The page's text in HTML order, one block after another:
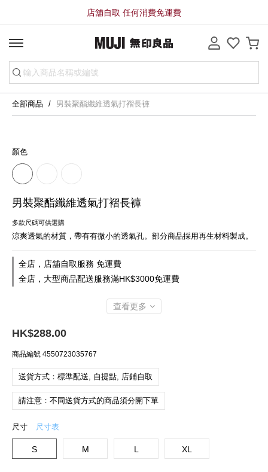
店舖自取 任何消費免運費
全部商品 男裝聚酯纖維透氣打褶長褲
顏色
男裝聚酯纖維透氣打褶長褲
多款尺碼可供選購
涼爽透氣的材質，帶有有微小的透氣孔。部分商品採用再生材料製成。
全店，店舖自取服務 免運費
全店，大型商品配送服務滿HK$3000免運費
查看更多
HK$288.00
商品編號 4550723035767
送貨方式：標準配送, 自提點, 店鋪自取
請注意：不同送貨方式的商品須分開下單
尺寸 尺寸表
S M L XL